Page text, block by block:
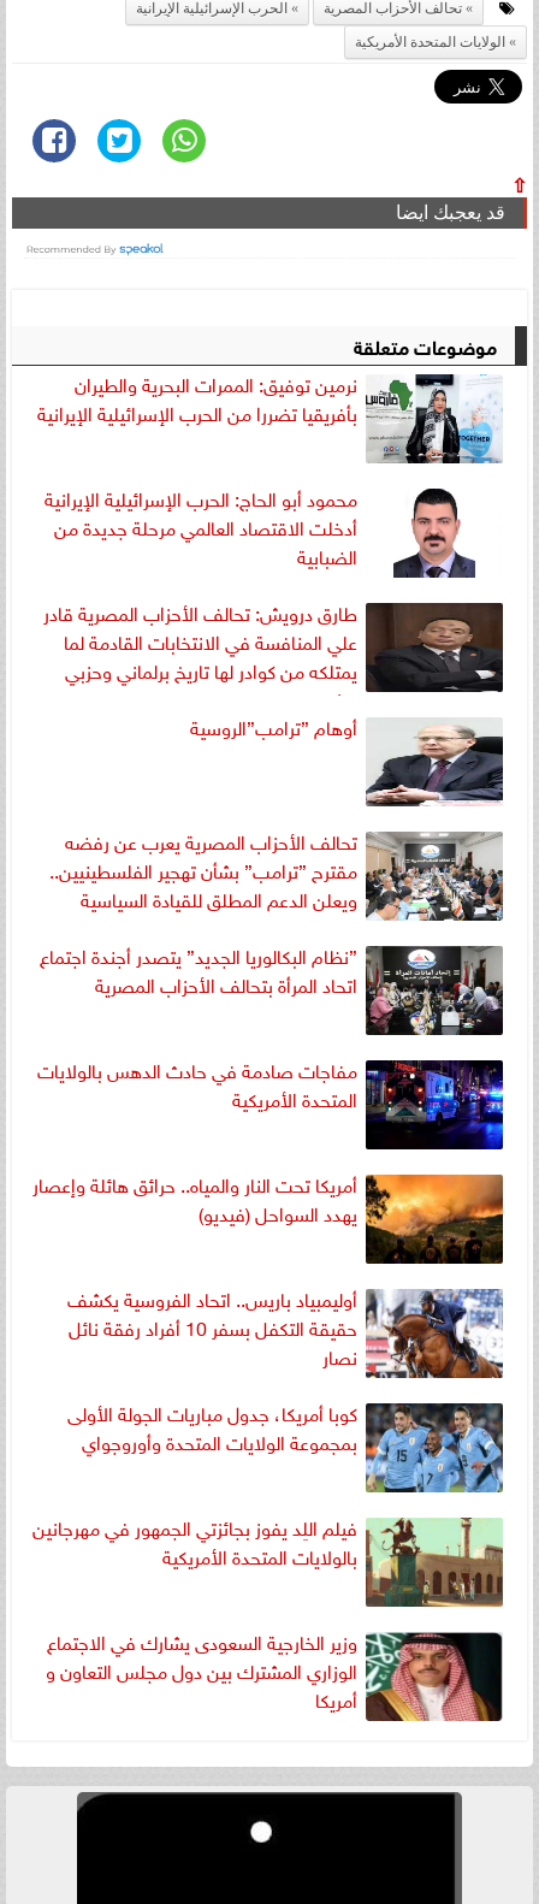
تحالف الأحزاب المصرية
الحرب الإسرائيلية الإيرانية
الولايات المتحدة الأمريكية
⇧
قد يعجبك ايضا
موضوعات متعلقة
نرمين توفيق: الممرات البحرية والطيران
بأفريقيا تضررا من الحرب الإسرائيلية الإيرانية
محمود أبو الحاج: الحرب الإسرائيلية الإيرانية
أدخلت الاقتصاد العالمي مرحلة جديدة من
الضبابية
طارق درويش: تحالف الأحزاب المصرية قادر
علي المنافسة في الانتخابات القادمة لما
يمتلكه من كوادر لها تاريخ برلماني وحزبي
مشرف
أوهام ”ترامب”الروسية
تحالف الأحزاب المصرية يعرب عن رفضه
مقترح ”ترامب” بشأن تهجير الفلسطينيين..
ويعلن الدعم المطلق للقيادة السياسية
”نظام البكالوريا الجديد” يتصدر أجندة اجتماع
اتحاد المرأة بتحالف الأحزاب المصرية
مفاجات صادمة في حادث الدهس بالولايات
المتحدة الأمريكية
أمريكا تحت النار والمياه.. حرائق هائلة وإعصار
يهدد السواحل (فيديو)
أوليمبياد باريس.. اتحاد الفروسية يكشف
حقيقة التكفل بسفر 10 أفراد رفقة نائل
نصار
كوبا أمريكا، جدول مباريات الجولة الأولى
بمجموعة الولايات المتحدة وأوروجواي
فيلم اللِد يفوز بجائزتي الجمهور في مهرجانين
بالولايات المتحدة الأمريكية
وزير الخارجية السعودى يشارك في الاجتماع
الوزاري المشترك بين دول مجلس التعاون و
أمريكا